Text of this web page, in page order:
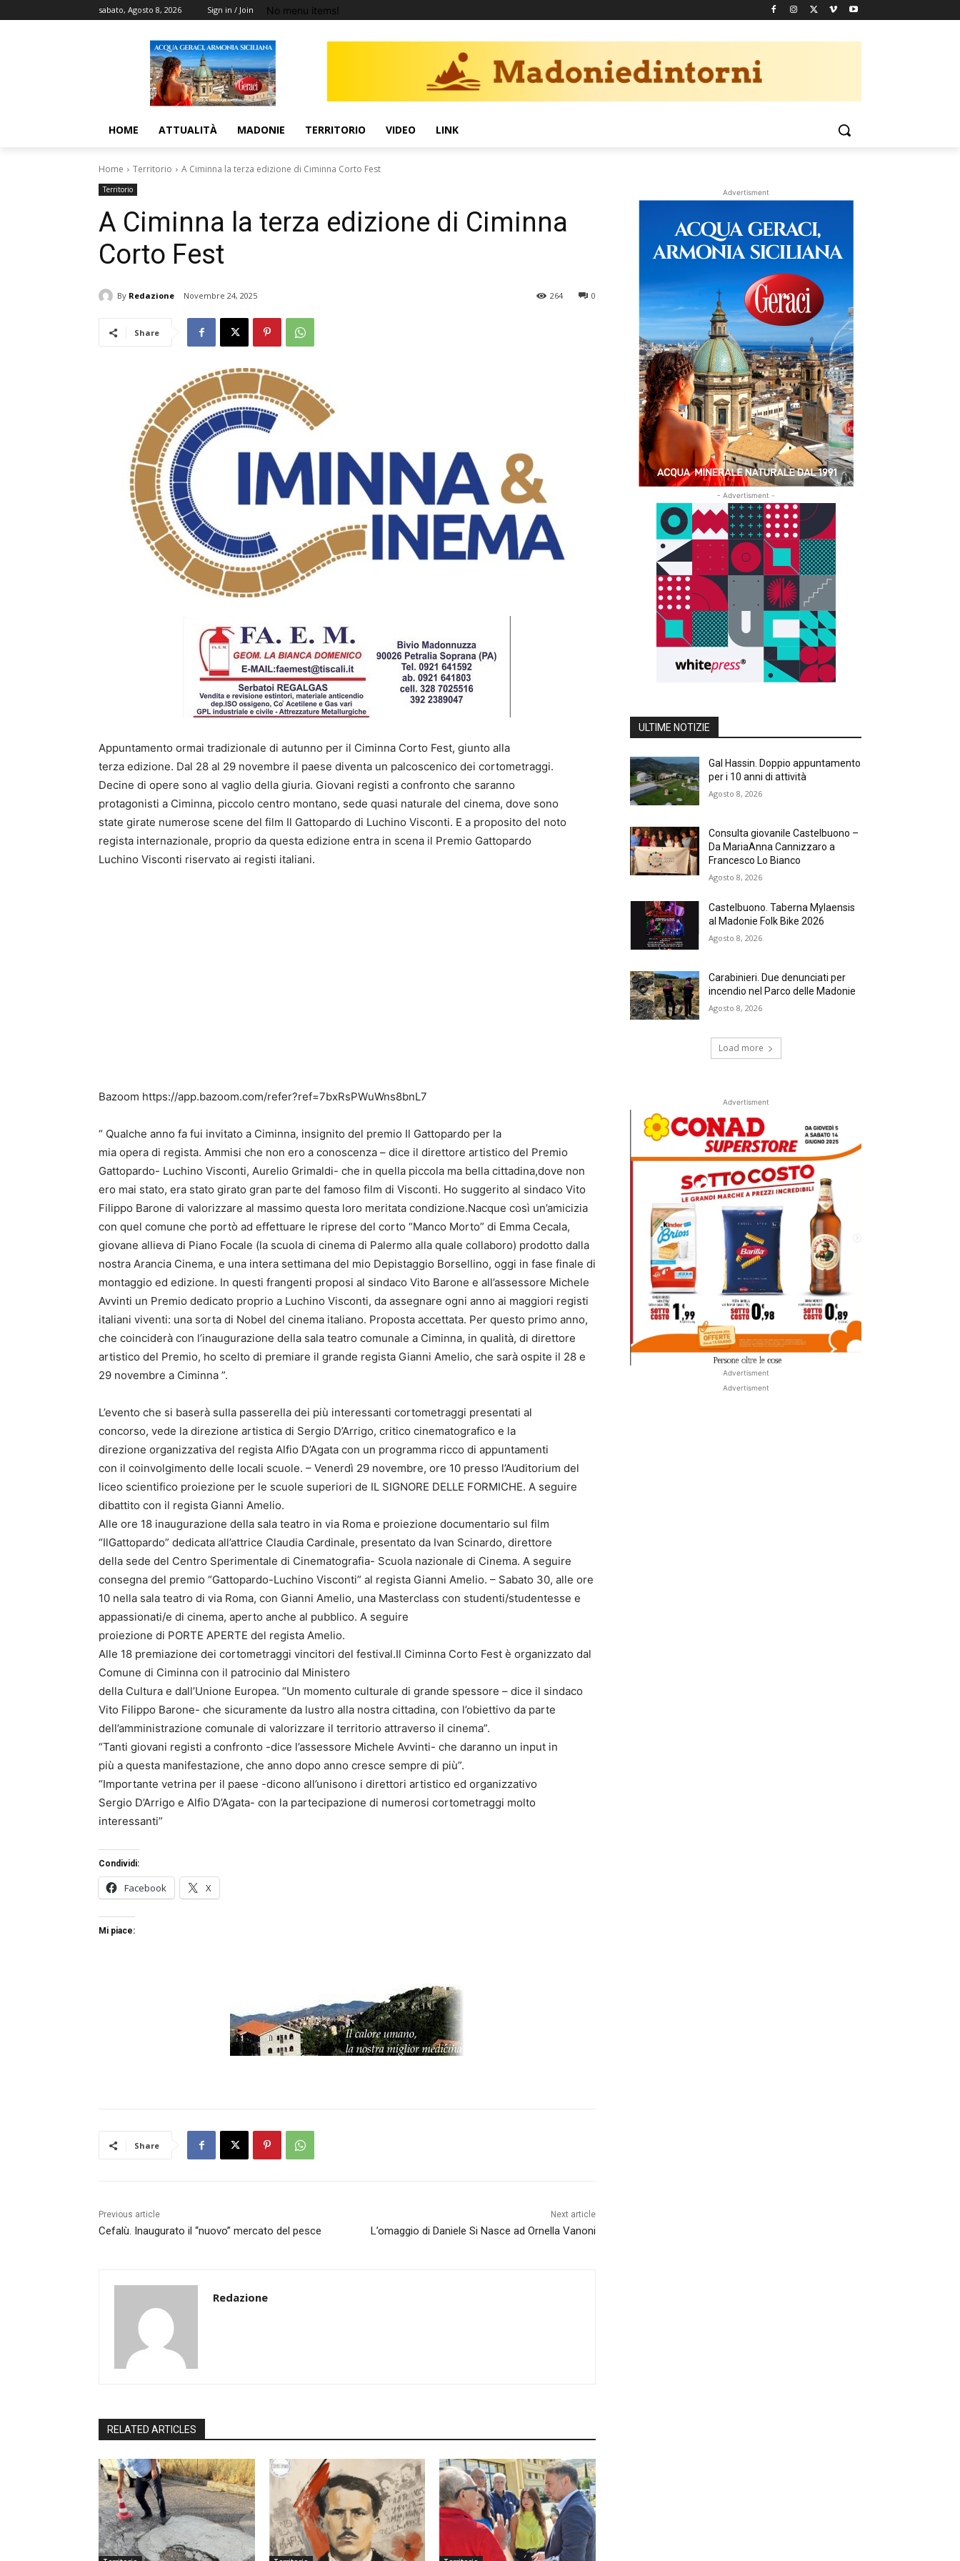
sabato, Agosto 8, 2026 Sign in / Join No menu items!
HOME ATTUALITÀ MADONIE TERRITORIO VIDEO LINK
Home Territorio A Ciminna la terza edizione di Ciminna Corto Fest
Territorio
A Ciminna la terza edizione di Ciminna
Corto Fest
By Redazione Novembre 24, 2025 0
264
Share
Appuntamento ormai tradizionale di autunno per il Ciminna Corto Fest, giunto alla
terza edizione. Dal 28 al 29 novembre il paese diventa un palcoscenico dei cortometraggi.
Decine di opere sono al vaglio della giuria. Giovani registi a confronto che saranno
protagonisti a Ciminna, piccolo centro montano, sede quasi naturale del cinema, dove sono
state girate numerose scene del film Il Gattopardo di Luchino Visconti. E a proposito del noto
regista internazionale, proprio da questa edizione entra in scena il Premio Gattopardo
Luchino Visconti riservato ai registi italiani.
Bazoom https://app.bazoom.com/refer?ref=7bxRsPWuWns8bnL7
“ Qualche anno fa fui invitato a Ciminna, insignito del premio Il Gattopardo per la
mia opera di regista. Ammisi che non ero a conoscenza – dice il direttore artistico del Premio
Gattopardo- Luchino Visconti, Aurelio Grimaldi- che in quella piccola ma bella cittadina,dove non
ero mai stato, era stato girato gran parte del famoso film di Visconti. Ho suggerito al sindaco Vito
Filippo Barone di valorizzare al massimo questa loro meritata condizione.Nacque così un’amicizia
con quel comune che portò ad effettuare le riprese del corto “Manco Morto” di Emma Cecala,
giovane allieva di Piano Focale (la scuola di cinema di Palermo alla quale collaboro) prodotto dalla
nostra Arancia Cinema, e una intera settimana del mio Depistaggio Borsellino, oggi in fase finale di
montaggio ed edizione. In questi frangenti proposi al sindaco Vito Barone e all’assessore Michele
Avvinti un Premio dedicato proprio a Luchino Visconti, da assegnare ogni anno ai maggiori registi
italiani viventi: una sorta di Nobel del cinema italiano. Proposta accettata. Per questo primo anno,
che coinciderà con l’inaugurazione della sala teatro comunale a Ciminna, in qualità, di direttore
artistico del Premio, ho scelto di premiare il grande regista Gianni Amelio, che sarà ospite il 28 e
29 novembre a Ciminna ”.
L’evento che si baserà sulla passerella dei più interessanti cortometraggi presentati al
concorso, vede la direzione artistica di Sergio D’Arrigo, critico cinematografico e la
direzione organizzativa del regista Alfio D’Agata con un programma ricco di appuntamenti
con il coinvolgimento delle locali scuole. – Venerdì 29 novembre, ore 10 presso l’Auditorium del
liceo scientifico proiezione per le scuole superiori de IL SIGNORE DELLE FORMICHE. A seguire
dibattito con il regista Gianni Amelio.
Alle ore 18 inaugurazione della sala teatro in via Roma e proiezione documentario sul film
“IlGattopardo” dedicata all’attrice Claudia Cardinale, presentato da Ivan Scinardo, direttore
della sede del Centro Sperimentale di Cinematografia- Scuola nazionale di Cinema. A seguire
consegna del premio “Gattopardo-Luchino Visconti” al regista Gianni Amelio. – Sabato 30, alle ore
10 nella sala teatro di via Roma, con Gianni Amelio, una Masterclass con studenti/studentesse e
appassionati/e di cinema, aperto anche al pubblico. A seguire
proiezione di PORTE APERTE del regista Amelio.
Alle 18 premiazione dei cortometraggi vincitori del festival.Il Ciminna Corto Fest è organizzato dal
Comune di Ciminna con il patrocinio dal Ministero
della Cultura e dall’Unione Europea. “Un momento culturale di grande spessore – dice il sindaco
Vito Filippo Barone- che sicuramente da lustro alla nostra cittadina, con l’obiettivo da parte
dell’amministrazione comunale di valorizzare il territorio attraverso il cinema”.
“Tanti giovani registi a confronto -dice l’assessore Michele Avvinti- che daranno un input in
più a questa manifestazione, che anno dopo anno cresce sempre di più”.
“Importante vetrina per il paese -dicono all’unisono i direttori artistico ed organizzativo
Sergio D’Arrigo e Alfio D’Agata- con la partecipazione di numerosi cortometraggi molto
interessanti”
Condividi:
Facebook X
Mi piace:
Share
Previous article
Cefalù. Inaugurato il “nuovo” mercato del pesce
Next article
L’omaggio di Daniele Si Nasce ad Ornella Vanoni
Redazione
RELATED ARTICLES
Advertisment
- Advertisment -
ULTIME NOTIZIE
Gal Hassin. Doppio appuntamento
per i 10 anni di attività
Agosto 8, 2026
Consulta giovanile Castelbuono –
Da MariaAnna Cannizzaro a
Francesco Lo Bianco
Agosto 8, 2026
Castelbuono. Taberna Mylaensis
al Madonie Folk Bike 2026
Agosto 8, 2026
Carabinieri. Due denunciati per
incendio nel Parco delle Madonie
Agosto 8, 2026
Load more
Advertisment
Advertisment
Advertisment